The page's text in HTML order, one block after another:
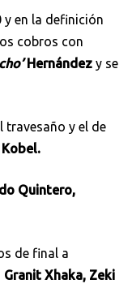
y en la definición
cobros con
Hernández y se
travesaño y el de
Quintero,
de final a
Granit Xhaka, Zeki